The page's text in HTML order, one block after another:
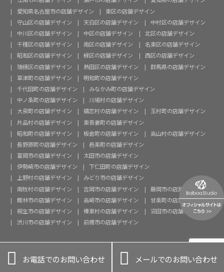
愛知県名古屋市の店舗デザイン
東区の店舗デザイン
守山区の店舗デザイン
天白区の店舗デザイン
中村区の店舗デザイン
中川区の店舗デザイン
中区の店舗デザイン
北区の店舗デザイン
千種区の店舗デザイン
南区の店舗デザイン
名東区の店舗デザイン
昭和区の店舗デザイン
緑区の店舗デザイン
西区の店舗デザイン
瑞穂区の店舗デザイン
熱田区の店舗デザイン
群馬県の店舗デザイン
草津町の店舗デザイン
明和町の店舗デザイン
千代田町の店舗デザイン
みなかみ町の店舗デザイン
中ノ条町の店舗デザイン
川場村の店舗デザイン
大泉町の店舗デザイン
嬬恋村の店舗デザイン
玉村町の店舗デザイン
片品村の店舗デザイン
東吾妻町の店舗デザイン
昭和町の店舗デザイン
板倉町の店舗デザイン
高山村の店舗デザイン
長野原町の店舗デザイン
邑楽町の店舗デザイン
富岡市の店舗デザイン
太田市の店舗デザイン
伊勢崎市の店舗デザイン
下仁田町の店舗デザイン
上野村の店舗デザイン
みどり市の店舗デザイン
南牧村の店舗デザイン
吉岡市の店舗デザイン
藤岡市の店舗デザイン
館林市の店舗デザイン
高崎市の店舗デザイン
甘楽町の店舗デザイン
桐生市の店舗デザイン
榛東村の店舗デザイン
沼田市の店舗デザイン
渋川市の店舗デザイン
前橋市の店舗デザイン
 お電話でのお問い合わせ  メールでのお問い合わせ